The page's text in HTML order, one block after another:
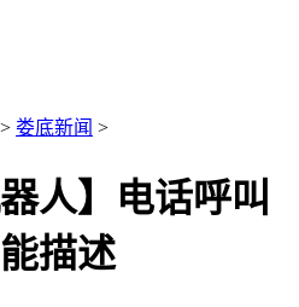
> 娄底新闻 >
人】电话呼叫
描述